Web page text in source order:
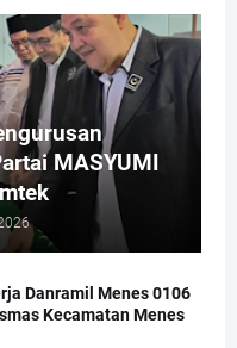
MASYUMI
Danramil Menes 0106
Kecamatan Menes